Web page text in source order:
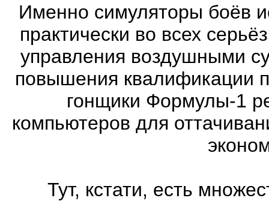
Именно симуляторы боёв
практически во всех
управления воздушными
повышения квалификации
гонщики Формулы-1
компьютеров для
Тут, кстати, есть